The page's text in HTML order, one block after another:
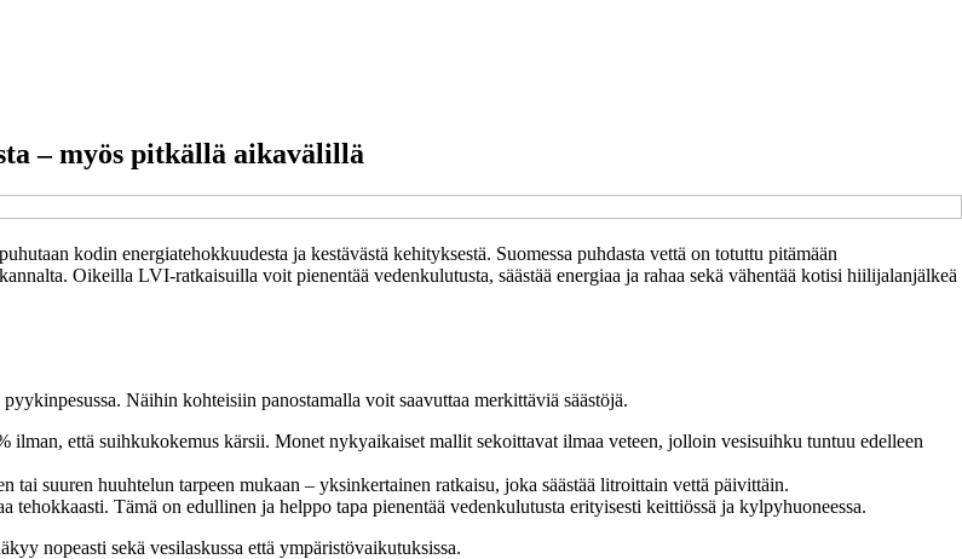
– myös pitkällä aikavälillä
kodin energiatehokkuudesta ja kestävästä kehityksestä. Suomessa puhdasta vettä on totuttu pitämään
Oikeilla LVI-ratkaisuilla voit pienentää vedenkulutusta, säästää energiaa ja rahaa sekä vähentää kotisi hiilijalanjälkeä
Näihin kohteisiin panostamalla voit saavuttaa merkittäviä säästöjä.
ilman, että suihkukokemus kärsii. Monet nykyaikaiset mallit sekoittavat ilmaa veteen, jolloin vesisuihku tuntuu edelleen
tai suuren huuhtelun tarpeen mukaan – yksinkertainen ratkaisu, joka säästää litroittain vettä päivittäin.
tehokkaasti. Tämä on edullinen ja helppo tapa pienentää vedenkulutusta erityisesti keittiössä ja kylpyhuoneessa.
nopeasti sekä vesilaskussa että ympäristövaikutuksissa.